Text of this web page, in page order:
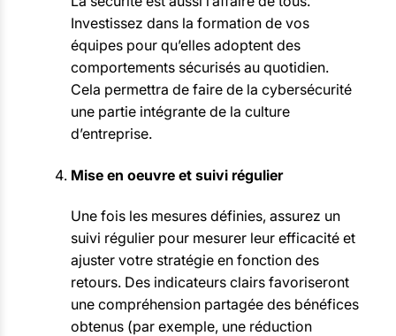
Investissez dans la formation de vos
équipes pour qu’elles adoptent des
comportements sécurisés au quotidien.
Cela permettra de faire de la cybersécurité
une partie intégrante de la culture
d’entreprise.
Mise en oeuvre et suivi régulier
Une fois les mesures définies, assurez un
suivi régulier pour mesurer leur efficacité et
ajuster votre stratégie en fonction des
retours. Des indicateurs clairs favoriseront
une compréhension partagée des bénéfices
obtenus (par exemple, une réduction